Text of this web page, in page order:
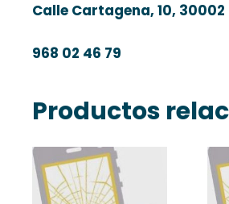
Calle Cartagena, 10,
968 02 46 79
Productos